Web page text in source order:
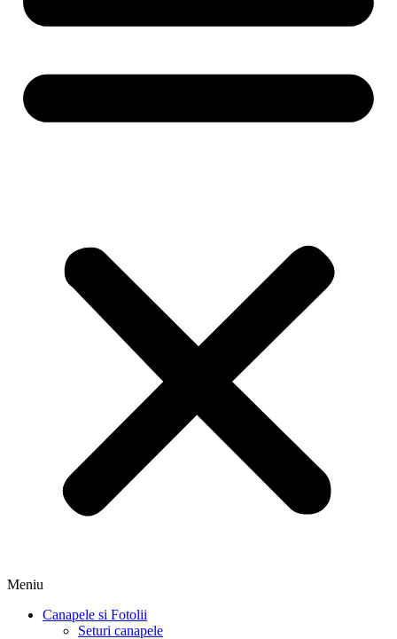
Meniu
Canapele si Fotolii
Seturi canapele